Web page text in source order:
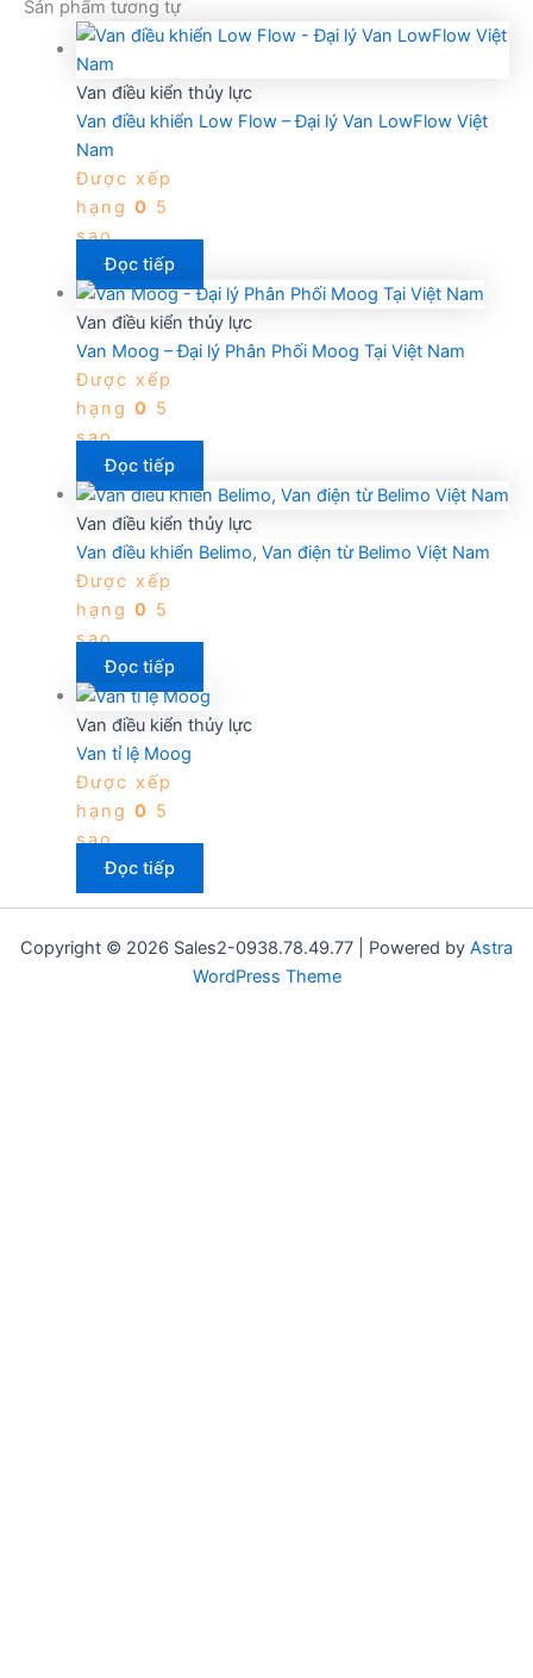
Sản phẩm tương tự
Van điều kiển thủy lực
Van điều khiển Low Flow – Đại lý Van LowFlow Việt
Nam
Được xếp
hạng 0 5
sao
Đọc tiếp
Van điều kiển thủy lực
Van Moog – Đại lý Phân Phối Moog Tại Việt Nam
Được xếp
hạng 0 5
sao
Đọc tiếp
Van điều kiển thủy lực
Van điều khiển Belimo, Van điện từ Belimo Việt Nam
Được xếp
hạng 0 5
sao
Đọc tiếp
Van điều kiển thủy lực
Van tỉ lệ Moog
Được xếp
hạng 0 5
sao
Đọc tiếp
Copyright © 2026 Sales2-0938.78.49.77 | Powered by Astra
WordPress Theme